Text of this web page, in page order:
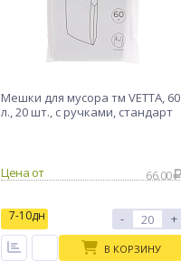
Мешки для мусора тм VETTA, 60
л., 20 шт., с ручками, стандарт
Цена от 66.00
7-10дн - +
В КОРЗИНУ